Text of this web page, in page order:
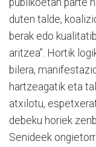
duten talde,
berak edo
aritzea”. Hortik
bilera,
hartzeagatik eta
atxilotu,
debeku horiek
Senideek